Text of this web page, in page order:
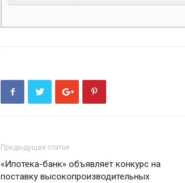
Предыдущая статья
«Ипотека-банк» объявляет конкурс на
поставку высокопроизводительных